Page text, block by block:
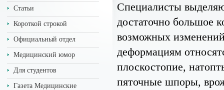
Статьи
Короткой строкой
Официальный отдел
Медицинский юмор
Для студентов
Газета Медицинские
Специалисты
достаточно большое
возможных
деформациям
плоскостопие,
пяточные шпоры,